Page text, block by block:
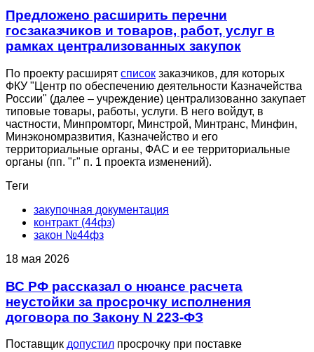
Предложено расширить перечни
госзаказчиков и товаров, работ, услуг в
рамках централизованных закупок
По проекту расширят список заказчиков, для которых
ФКУ "Центр по обеспечению деятельности Казначейства
России" (далее – учреждение) централизованно закупает
типовые товары, работы, услуги. В него войдут, в
частности, Минпромторг, Минстрой, Минтранс, Минфин,
Минэкономразвития, Казначейство и его
территориальные органы, ФАС и ее территориальные
органы (пп. "г" п. 1 проекта изменений).
Теги
закупочная документация
контракт (44фз)
закон №44фз
18 мая 2026
ВС РФ рассказал о нюансе расчета
неустойки за просрочку исполнения
договора по Закону N 223-ФЗ
Поставщик допустил просрочку при поставке